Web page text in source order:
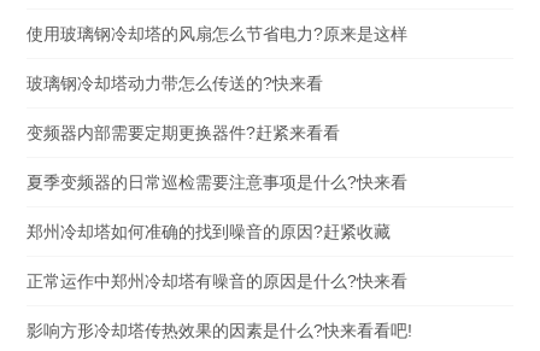
使用玻璃钢冷却塔的风扇怎么节省电力?原来是这样
玻璃钢冷却塔动力带怎么传送的?快来看
变频器内部需要定期更换器件?赶紧来看看
夏季变频器的日常巡检需要注意事项是什么?快来看
郑州冷却塔如何准确的找到噪音的原因?赶紧收藏
正常运作中郑州冷却塔有噪音的原因是什么?快来看
影响方形冷却塔传热效果的因素是什么?快来看看吧!